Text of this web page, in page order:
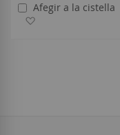
Afegir a la cistella